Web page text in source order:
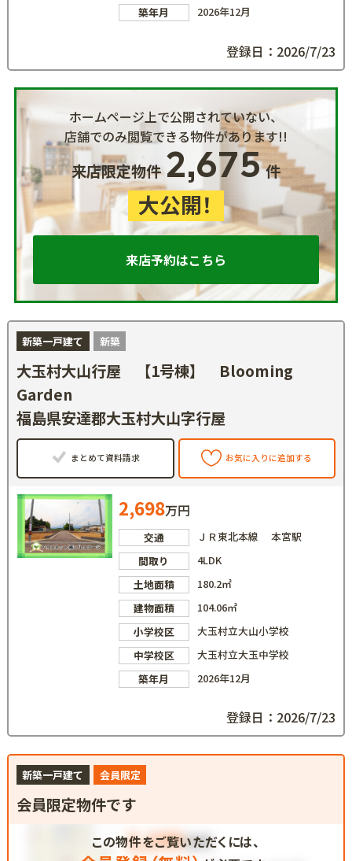
築年月
2026年12月
登録日：2026/7/23
ホームページ上で公開されていない、
店舗でのみ閲覧できる物件があります!!
来店限定物件2,675件
大公開！
来店予約はこちら
新築一戸建て 新築
大玉村大山行屋 【1号棟】 Blooming
Garden
福島県安達郡大玉村大山字行屋
まとめて資料請求 お気に入りに追加する
2,698万円
交通
ＪＲ東北本線 本宮駅
間取り
4LDK
土地面積
180.2㎡
建物面積
104.06㎡
小学校区
大玉村立大山小学校
中学校区
大玉村立大玉中学校
築年月
2026年12月
登録日：2026/7/23
新築一戸建て 会員限定
会員限定物件です
この物件をご覧いただくには、